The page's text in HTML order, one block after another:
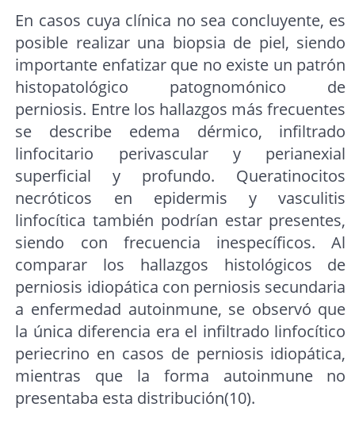
En casos cuya clínica no sea concluyente, es
posible realizar una biopsia de piel, siendo
importante enfatizar que no existe un patrón
histopatológico patognomónico de
perniosis. Entre los hallazgos más frecuentes
se describe edema dérmico, infiltrado
linfocitario perivascular y perianexial
superficial y profundo. Queratinocitos
necróticos en epidermis y vasculitis
linfocítica también podrían estar presentes,
siendo con frecuencia inespecíficos. Al
comparar los hallazgos histológicos de
perniosis idiopática con perniosis secundaria
a enfermedad autoinmune, se observó que
la única diferencia era el infiltrado linfocítico
periecrino en casos de perniosis idiopática,
mientras que la forma autoinmune no
presentaba esta distribución(10).